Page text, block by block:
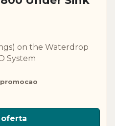
on the Waterdrop
System
oferta